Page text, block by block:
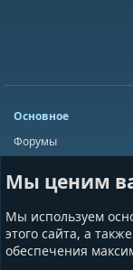
Основное
Форумы
Мини-чат
Ресурсы
Сообщества
Информация
Мы ценим
Мы используем
этого сайта, а
обеспечения